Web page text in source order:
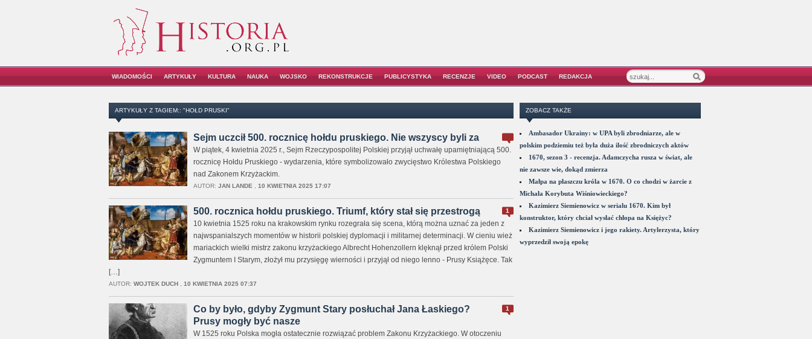
WIADOMOŚCI ARTYKUŁY KULTURA NAUKA WOJSKO REKONSTRUKCJE PUBLICYSTYKA RECENZJE VIDEO PODCAST REDAKCJA
ARTYKUŁY Z TAGIEM:: "HOŁD PRUSKI"
Sejm uczcił 500. rocznicę hołdu pruskiego. Nie wszyscy byli za
W piątek, 4 kwietnia 2025 r., Sejm Rzeczypospolitej Polskiej przyjął uchwałę upamiętniającą 500.
rocznicę Hołdu Pruskiego - wydarzenia, które symbolizowało zwycięstwo Królestwa Polskiego
nad Zakonem Krzyżackim.
AUTOR: JAN LANDE 10 KWIETNIA 2025 17:07
1
500. rocznica hołdu pruskiego. Triumf, który stał się przestrogą
10 kwietnia 1525 roku na krakowskim rynku rozegrała się scena, którą można uznać za jeden z
najwspanialszych momentów w historii polskiej dyplomacji i militarnej determinacji. W cieniu wież
mariackich wielki mistrz zakonu krzyżackiego Albrecht Hohenzollern klęknął przed królem Polski
Zygmuntem I Starym, złożył mu przysięgę wierności i przyjął od niego lenno - Prusy Książęce. Tak
[…]
AUTOR: WOJTEK DUCH, 10 KWIETNIA 2025 07:37
1
Co by było, gdyby Zygmunt Stary posłuchał Jana Łaskiego?
Prusy mogły być nasze
W 1525 roku Polska mogła ostatecznie rozwiązać problem Zakonu Krzyżackiego. W otoczeniu
ZOBACZ TAKŻE
Ambasador Ukrainy: w UPA byli zbrodniarze, ale w
polskim podziemiu też była duża ilość zbrodniczych aktów
1670, sezon 3 - recenzja. Adamczycha rusza w świat, ale
nie zawsze wie, dokąd zmierza
Małpa na płaszczu króla w 1670. O co chodzi w żarcie z
Michała Korybuta Wiśniowieckiego?
Kazimierz Siemienowicz w serialu 1670. Kim był
konstruktor, który chciał wysłać chłopa na Księżyc?
Kazimierz Siemienowicz i jego rakiety. Artylerzysta, który
wyprzedził swoją epokę